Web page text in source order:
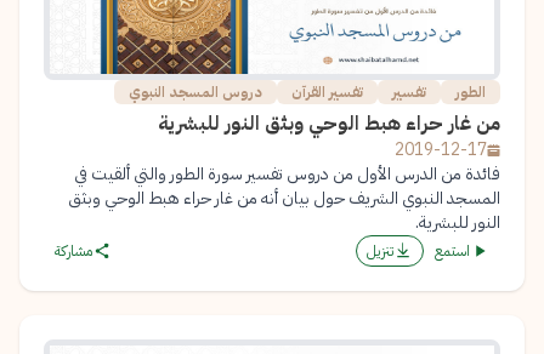
الطور تفسير تفسير القرآن دروس المسجد النبوي
من غار حراء هبط الوحي وبثق النور للبشرية
2019-12-17
فائدة من الدرس الأول من دروس تفسير سورة الطور والتي ألقيت في
المسجد النبوي الشريف حول بيان أنه من غار حراء هبط الوحي وبثق
النور للبشرية.
استمع تنزيل مشاركة